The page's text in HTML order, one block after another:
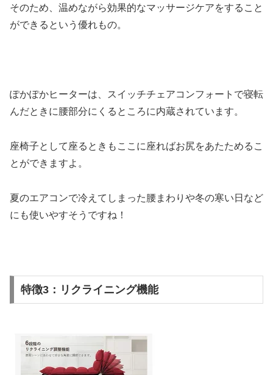
そのため、温めながら効果的なマッサージケアをすること
ができるという優れもの。
ぽかぽかヒーターは、スイッチチェアコンフォートで寝転
んだときに腰部分にくるところに内蔵されています。
座椅子として座るときもここに座ればお尻をあたためるこ
とができますよ。
夏のエアコンで冷えてしまった腰まわりや冬の寒い日など
にも使いやすそうですね！
特徴3：リクライニング機能